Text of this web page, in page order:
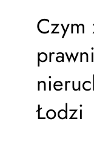
Czym
Łodzi